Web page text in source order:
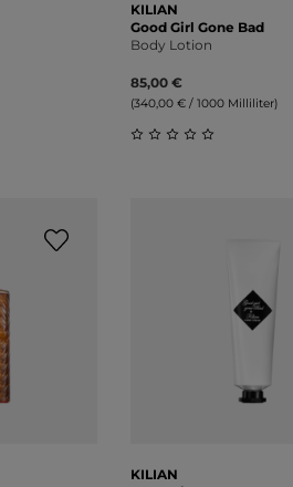
KILIAN
Good Girl Gone Bad
Body Lotion
85,00 €
(340,00 € / 1000 Milliliter)
KILIAN